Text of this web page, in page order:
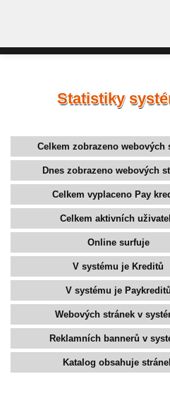
Statistiky
Celkem zobrazeno webových
Dnes zobrazeno webových
Celkem vyplaceno Pay
Celkem aktivních
Online surfuje
V systému je Kreditů
V systému je Paykreditů
Webových stránek v
Reklamních bannerů v
Katalog obsahuje